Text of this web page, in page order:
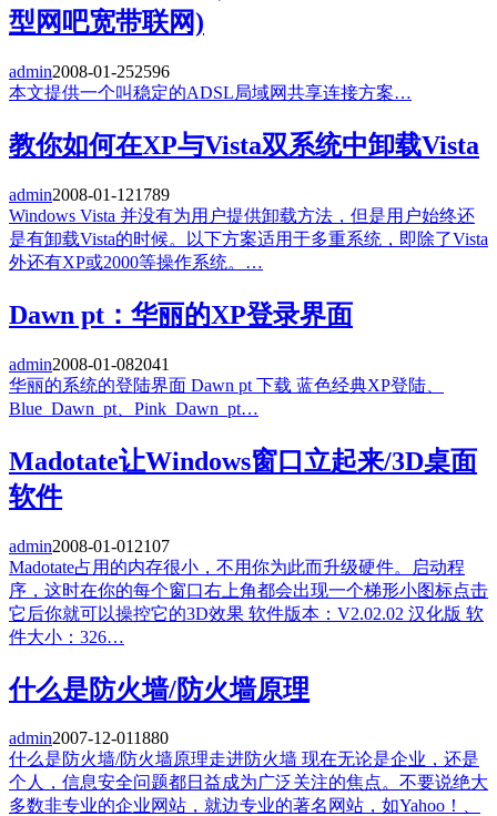
型网吧宽带联网)
admin2008-01-252596
本文提供一个叫稳定的ADSL局域网共享连接方案…
教你如何在XP与Vista双系统中卸载Vista
admin2008-01-121789
Windows Vista 并没有为用户提供卸载方法，但是用户始终还
是有卸载Vista的时候。以下方案适用于多重系统，即除了Vista
外还有XP或2000等操作系统。…
Dawn pt：华丽的XP登录界面
admin2008-01-082041
华丽的系统的登陆界面 Dawn pt 下载 蓝色经典XP登陆、
Blue_Dawn_pt、Pink_Dawn_pt…
Madotate让Windows窗口立起来/3D桌面
软件
admin2008-01-01 2107
Madotate占用的内存很小，不用你为此而升级硬件。启动程
序，这时在你的每个窗口右上角都会出现一个梯形小图标点击
它后你就可以操控它的3D效果 软件版本：V2.02.02 汉化版 软
件大小：326…
什么是防火墙/防火墙原理
admin2007-12-011880
什么是防火墙/防火墙原理走进防火墙 现在无论是企业，还是
个人，信息安全问题都日益成为广泛关注的焦点。不要说绝大
多数非专业的企业网站，就边专业的著名网站，如Yahoo！、